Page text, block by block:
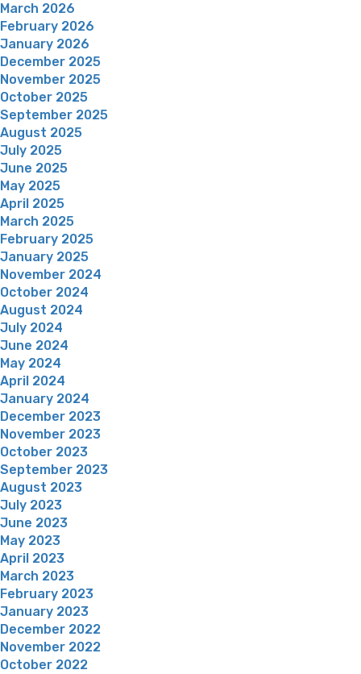
March 2026
February 2026
January 2026
December 2025
November 2025
October 2025
September 2025
August 2025
July 2025
June 2025
May 2025
April 2025
March 2025
February 2025
January 2025
November 2024
October 2024
August 2024
July 2024
June 2024
May 2024
April 2024
January 2024
December 2023
November 2023
October 2023
September 2023
August 2023
July 2023
June 2023
May 2023
April 2023
March 2023
February 2023
January 2023
December 2022
November 2022
October 2022